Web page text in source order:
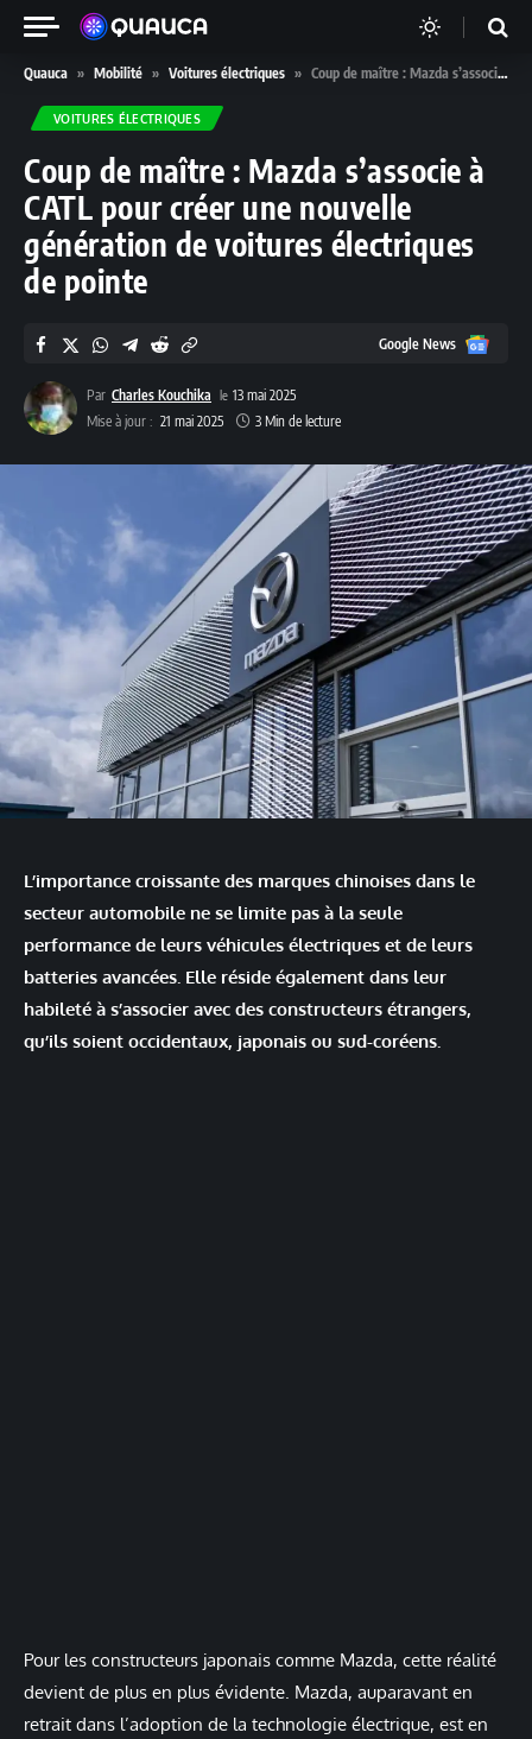
Quauca » Mobilité » Voitures électriques » Coup de maître : Mazda s’associe à CATL pour créer une nouvelle génération de voitures électriques de pointe
VOITURES ÉLECTRIQUES
Coup de maître : Mazda s’associe à
CATL pour créer une nouvelle
génération de voitures électriques
de pointe
Par Charles Kouchika
13 mai 2025
Mise à jour : 21 mai 2025 3 Min de lecture
Google News Google
L’importance croissante des marques chinoises dans le
secteur automobile ne se limite pas à la seule
performance de leurs véhicules électriques et de leurs
batteries avancées. Elle réside également dans leur
habileté à s’associer avec des constructeurs étrangers,
qu’ils soient occidentaux, japonais ou sud-coréens.
Pour les constructeurs japonais comme Mazda, cette réalité
devient de plus en plus évidente. Mazda, auparavant en
retrait dans l’adoption de la technologie électrique, est en